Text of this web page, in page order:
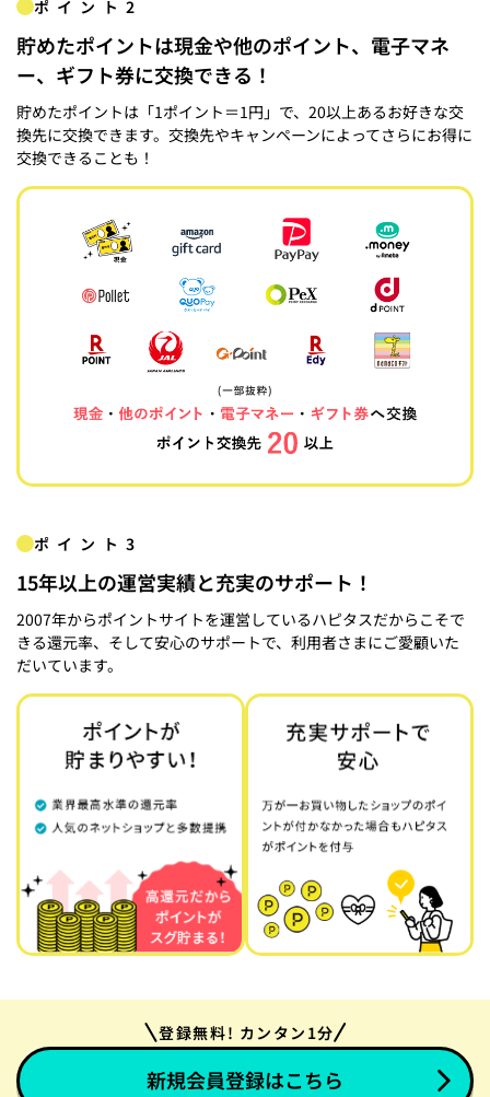
ポイント2
貯めたポイントは現金や他のポイント、電子マネ
ー、ギフト券に交換できる！
貯めたポイントは「1ポイント＝1円」で、20以上あるお好きな交
換先に交換できます。交換先やキャンペーンによってさらにお得に
交換できることも！
ポイント3
15年以上の運営実績と充実のサポート！
2007年からポイントサイトを運営しているハピタスだからこそで
きる還元率、そして安心のサポートで、利用者さまにご愛顧いた
だいています。
登録無料! カンタン1分
新規会員登録はこちら